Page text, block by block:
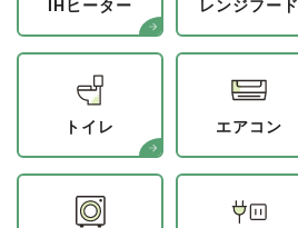
IHヒーター レンジフード
トイレ エアコン